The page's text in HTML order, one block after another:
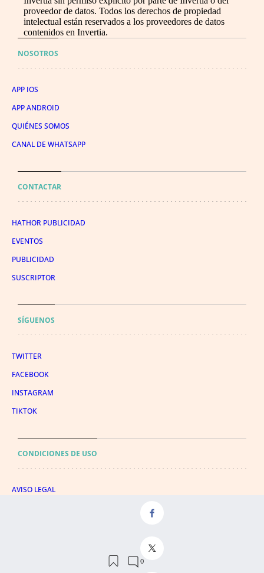
proveedor de datos. Todos los derechos de propiedad
intelectual están reservados a los proveedores de datos
contenidos en Invertia.
NOSOTROS
APP IOS
APP ANDROID
QUIÉNES SOMOS
CANAL DE WHATSAPP
CONTACTAR
HATHOR PUBLICIDAD
EVENTOS
PUBLICIDAD
SUSCRIPTOR
SÍGUENOS
TWITTER
FACEBOOK
INSTAGRAM
TIKTOK
CONDICIONES DE USO
AVISO LEGAL